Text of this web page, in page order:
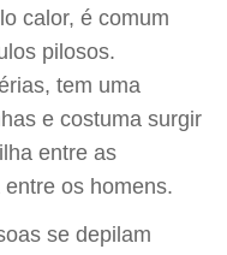
calor, é comum
pilosos.
tem uma
e costuma surgir
entre as
os homens.
se depilam